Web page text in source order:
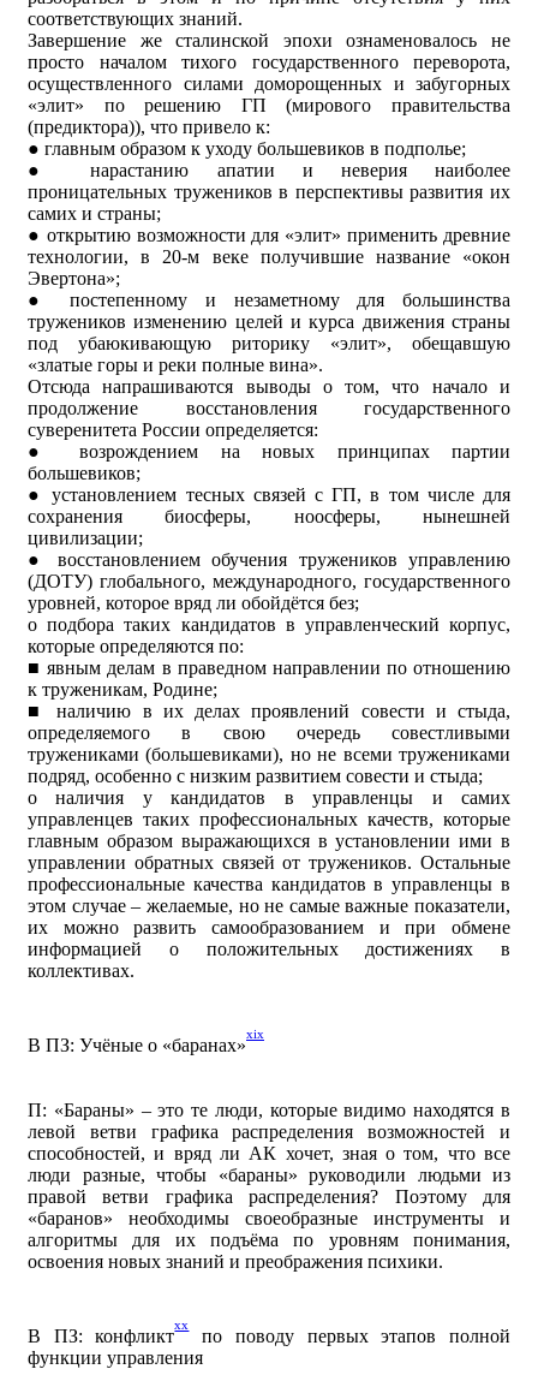
соответствующих знаний.
Завершение же сталинской эпохи ознаменовалось не
просто началом тихого государственного переворота,
осуществленного силами доморощенных и забугорных
«элит» по решению ГП (мирового правительства
(предиктора)), что привело к:
● главным образом к уходу большевиков в подполье;
● нарастанию апатии и неверия наиболее
проницательных тружеников в перспективы развития их
самих и страны;
● открытию возможности для «элит» применить древние
технологии, в 20-м веке получившие название «окон
Эвертона»;
● постепенному и незаметному для большинства
тружеников изменению целей и курса движения страны
под убаюкивающую риторику «элит», обещавшую
«златые горы и реки полные вина».
Отсюда напрашиваются выводы о том, что начало и
продолжение восстановления государственного
суверенитета России определяется:
● возрождением на новых принципах партии
большевиков;
● установлением тесных связей с ГП, в том числе для
сохранения биосферы, ноосферы, нынешней
цивилизации;
● восстановлением обучения тружеников управлению
(ДОТУ) глобального, международного, государственного
уровней, которое вряд ли обойдётся без;
ᴏ подбора таких кандидатов в управленческий корпус,
которые определяются по:
■ явным делам в праведном направлении по отношению
к труженикам, Родине;
■ наличию в их делах проявлений совести и стыда,
определяемого в свою очередь совестливыми
тружениками (большевиками), но не всеми тружениками
подряд, особенно с низким развитием совести и стыда;
ᴏ наличия у кандидатов в управленцы и самих
управленцев таких профессиональных качеств, которые
главным образом выражающихся в установлении ими в
управлении обратных связей от тружеников. Остальные
профессиональные качества кандидатов в управленцы в
этом случае – желаемые, но не самые важные показатели,
их можно развить самообразованием и при обмене
информацией о положительных достижениях в
коллективах.
В ПЗ: Учёные о «баранах»
xix
П: «Бараны» – это те люди, которые видимо находятся в
левой ветви графика распределения возможностей и
способностей, и вряд ли АК хочет, зная о том, что все
люди разные, чтобы «бараны» руководили людьми из
правой ветви графика распределения? Поэтому для
«баранов» необходимы своеобразные инструменты и
алгоритмы для их подъёма по уровням понимания,
освоения новых знаний и преображения психики.
В ПЗ: конфликт
xx
по поводу первых этапов полной
функции управления